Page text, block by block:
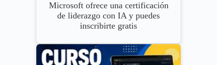
Microsoft ofrece una certificación
de liderazgo con IA y puedes
inscribirte gratis